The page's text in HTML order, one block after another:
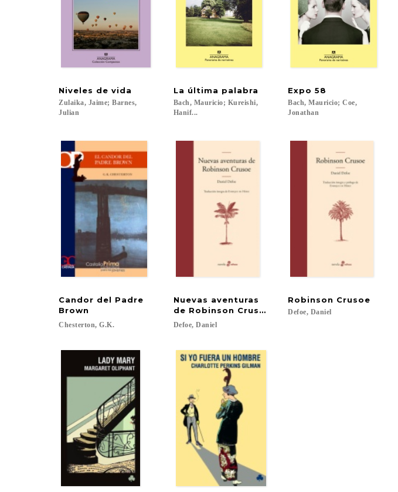
Niveles de vida
Zulaika, Jaime; Barnes,
Julian
La última palabra
Bach, Mauricio; Kureishi,
Hanif...
Expo 58
Bach, Mauricio; Coe,
Jonathan
Candor del Padre
Brown
Chesterton, G.K.
Nuevas aventuras
de Robinson Crusoe
Defoe, Daniel
Robinson Crusoe
Defoe, Daniel